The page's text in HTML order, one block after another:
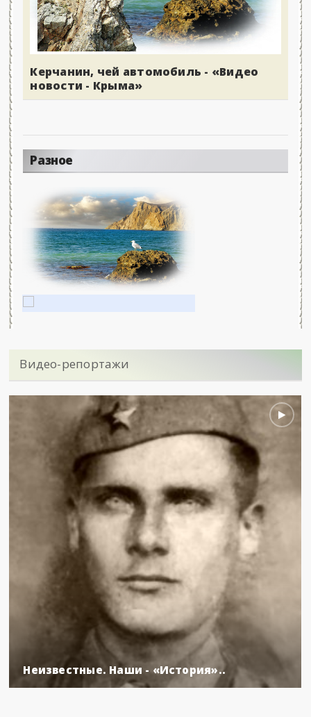
Керчанин, чей автомобиль - «Видео
новости - Крыма»
Разное
Видео-репортажи
Неизвестные. Наши - «История»..